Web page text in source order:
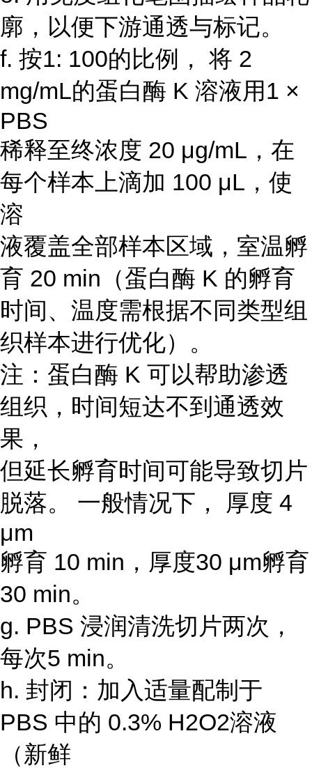
廓，以便下游通透与标记。
f. 按1: 100的比例， 将 2
mg/mL的蛋白酶 K 溶液用1 ×
PBS
稀释至终浓度 20 μg/mL，在
每个样本上滴加 100 μL，使
溶
液覆盖全部样本区域，室温孵
育 20 min（蛋白酶 K 的孵育
时间、温度需根据不同类型组
织样本进行优化）。
注：蛋白酶 K 可以帮助渗透
组织，时间短达不到通透效
果，
但延长孵育时间可能导致切片
脱落。 一般情况下， 厚度 4
μm
孵育 10 min，厚度30 μm孵育
30 min。
g. PBS 浸润清洗切片两次，
每次5 min。
h. 封闭：加入适量配制于
PBS 中的 0.3% H2O2溶液
（新鲜